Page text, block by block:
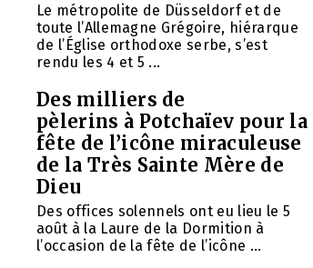
Le métropolite de Düsseldorf et de
toute l’Allemagne Grégoire, hiérarque
de l’Église orthodoxe serbe, s’est
rendu les 4 et 5 ...
Des milliers de
pèlerins à Potchaïev pour la
fête de l’icône miraculeuse
de la Très Sainte Mère de
Dieu
Des offices solennels ont eu lieu le 5
août à la Laure de la Dormition à
l’occasion de la fête de l’icône ...